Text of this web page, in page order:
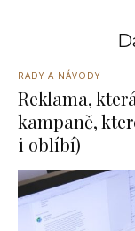
RADY A NÁVODY
Reklama,
kampaně,
i oblíbí)